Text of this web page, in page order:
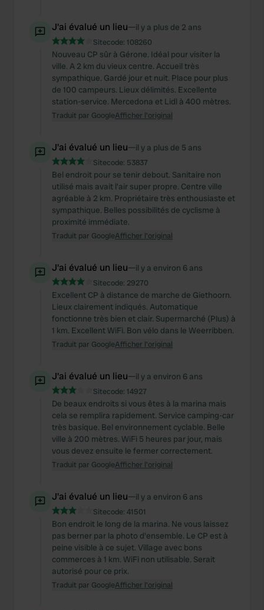
J'ai évalué un lieu—il y a plus de 2 ans
Sitecode: 108260
Nouveau CP sûr à Gérone. Idéal pour visiter la
ville. A 2 km du vieux centre. Accueil très
sympathique. Gardé jour et nuit. Place pour plus
de 100 campeurs. Lieux délimités. Excellente
station-service. Mercedona et Lidl à 400 mètres.
Traduit par GoogleAfficher l'original
J'ai évalué un lieu—il y a plus de 5 ans
Sitecode: 53837
Bel endroit pour se tenir debout. Sanitaire non
utilisé mais avait l'air super propre. Centre ville
agréable à 2 km. Propriétaire très enthousiaste et
sympathique. Belles possibilités de cyclisme à
proximité immédiate.
Traduit par GoogleAfficher l'original
J'ai évalué un lieu—il y a environ 6 ans
Sitecode: 29270
Excellent CP à distance de marche de Giethoorn.
Lieux clairement indiqués. Automatique
fonctionne très bien et clair. Supermarché (Plus) à
1 km. Excellent WiFi. Bon vélo dans le Weerribben.
Traduit par GoogleAfficher l'original
J'ai évalué un lieu—il y a environ 6 ans
Sitecode: 14927
De beaux endroits si vous êtes à la marina mais
cela se remplira rapidement. Service camping-car
très basique. Bel environnement cyclable. Belle
ville à 200 mètres. WiFi 5 heures par jour, mais
vous devez ensuite le fermer correctement.
Traduit par GoogleAfficher l'original
J'ai évalué un lieu—il y a environ 6 ans
Sitecode: 41501
Bon endroit le long de la marina. Ne vous laissez
pas berner par la photo d'ensemble. Le CP est à
peine visible à ce sujet. Village avec bons
commerces à 1 km. WiFi non utilisable. Serait
autorisé pour ce prix.
Traduit par GoogleAfficher l'original